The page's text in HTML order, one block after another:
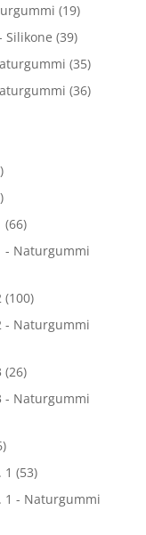
(19)
Silikone (39)
(35)
(36)
(66)
- Naturgummi
(100)
- Naturgummi
(26)
- Naturgummi
1 (53)
1 - Naturgummi